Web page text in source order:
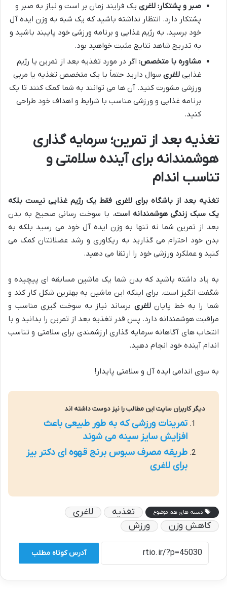
صبر و پشتکار: لاغری یک فرایند زمان بر است و نیاز به صبر و
پشتکار دارد. انتظار نداشته باشید که یک شبه به وزن ایده آل
خود برسید. به رژیم غذایی و برنامه ورزشی خود پایبند باشید و
به تدریج شاهد نتایج مثبت خواهید بود.
مشاوره با متخصص: اگر در مورد تغذیه بعد از تمرین یا رژیم
غذایی لاغری سوال دارید حتماً با یک متخصص تغذیه یا مربی
ورزشی مشورت کنید. آن ها می توانند به شما کمک کنند تا یک
برنامه غذایی و ورزشی مناسب با شرایط و اهداف خود طراحی
کنید.
تغذیه بعد از تمرین؛ سرمایه گذاری
هوشمندانه برای آینده سلامتی و
تناسب اندام
تغذیه بعد از باشگاه برای لاغری فقط یک رژیم غذایی نیست بلکه
یک سبک زندگی هوشمندانه است. با سوخت رسانی صحیح به بدن
بعد از تمرین شما نه تنها به وزن ایده آل خود می رسید بلکه به
بدن خود احترام می گذارید به ریکاوری و رشد عضلاتتان کمک می
کنید و عملکرد ورزشی خود را ارتقا می دهید.
به یاد داشته باشید که بدن شما یک ماشین مسابقه ای پیچیده و
شگفت انگیز است. برای اینکه این ماشین به بهترین شکل کار کند و
شما را به خط پایانلاغری برساند نیاز به سوخت گیری مناسب و
مراقبت هوشمندانه دارد. پس قدر تغذیه بعد از تمرین را بدانید و با
انتخاب های آگاهانه سرمایه گذاری ارزشمندی برای سلامتی و تناسب
اندام آینده خود انجام دهید.
به سوی اندامی ایده آل و سلامتی پایدار!
دیگر کاربران سایت این مطالب را نیز دوست داشته اند
تمرینات ورزشی که به طور طبیعی باعث
افزایش سایز سینه می شوند
طریقه مصرف سبوس برنج قهوه ای دکتر بیز
برای لاغری
دسته های هم موضوع تغذیه
لاغری
کاهش وزن
ورزش
آدرس کوتاه مطلب